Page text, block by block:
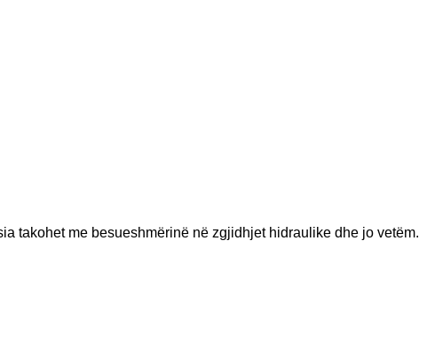
takohet me besueshmërinë në zgjidhjet hidraulike dhe jo vetëm.